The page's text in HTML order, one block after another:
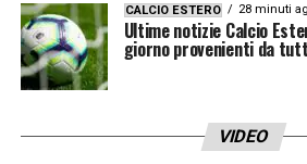
CALCIO ESTERO 28 minuti
Ultime notizie Calcio
giorno provenienti da
VIDEO